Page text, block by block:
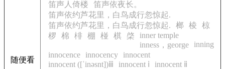
随便看
笛声人倚楼
笛声依夜长。
笛声依约芦花里，白鸟成行忽惊起.
笛声依约芦花里，白鸟成行忽惊起.
榔 棱
椋
椤
棉 棑 棚 椪 棋 棨
inner temple
inness，george
inning
innocence
innocency
innocent
innocent ([ˈinəsnt])ⅲ
innocent ⅰ
innocent ⅱ